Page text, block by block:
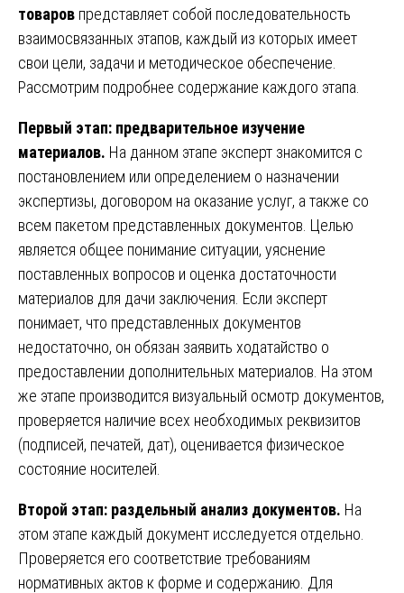
товаров представляет собой последовательность
взаимосвязанных этапов, каждый из которых имеет
свои цели, задачи и методическое обеспечение.
Рассмотрим подробнее содержание каждого этапа.
Первый этап: предварительное изучение
материалов. На данном этапе эксперт знакомится с
постановлением или определением о назначении
экспертизы, договором на оказание услуг, а также со
всем пакетом представленных документов. Целью
является общее понимание ситуации, уяснение
поставленных вопросов и оценка достаточности
материалов для дачи заключения. Если эксперт
понимает, что представленных документов
недостаточно, он обязан заявить ходатайство о
предоставлении дополнительных материалов. На этом
же этапе производится визуальный осмотр документов,
проверяется наличие всех необходимых реквизитов
(подписей, печатей, дат), оценивается физическое
состояние носителей.
Второй этап: раздельный анализ документов. На
этом этапе каждый документ исследуется отдельно.
Проверяется его соответствие требованиям
нормативных актов к форме и содержанию. Для